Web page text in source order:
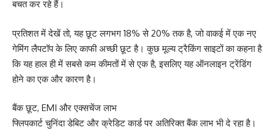
बचत कर रहे हैं।
प्रतिशत में देखें तो, यह छूट लगभग 18% से 20% तक है, जो वाकई में एक नए
गेमिंग लैपटॉप के लिए काफी अच्छी छूट है। कुछ मूल्य ट्रैकिंग साइटों का कहना है
कि यह हाल ही में सबसे कम कीमतों में से एक है, इसलिए यह ऑनलाइन ट्रेंडिंग
होने का एक और कारण है।
बैंक छूट, EMI और एक्सचेंज लाभ
फ्लिपकार्ट चुनिंदा डेबिट और क्रेडिट कार्ड पर अतिरिक्त बैंक लाभ भी दे रहा है।